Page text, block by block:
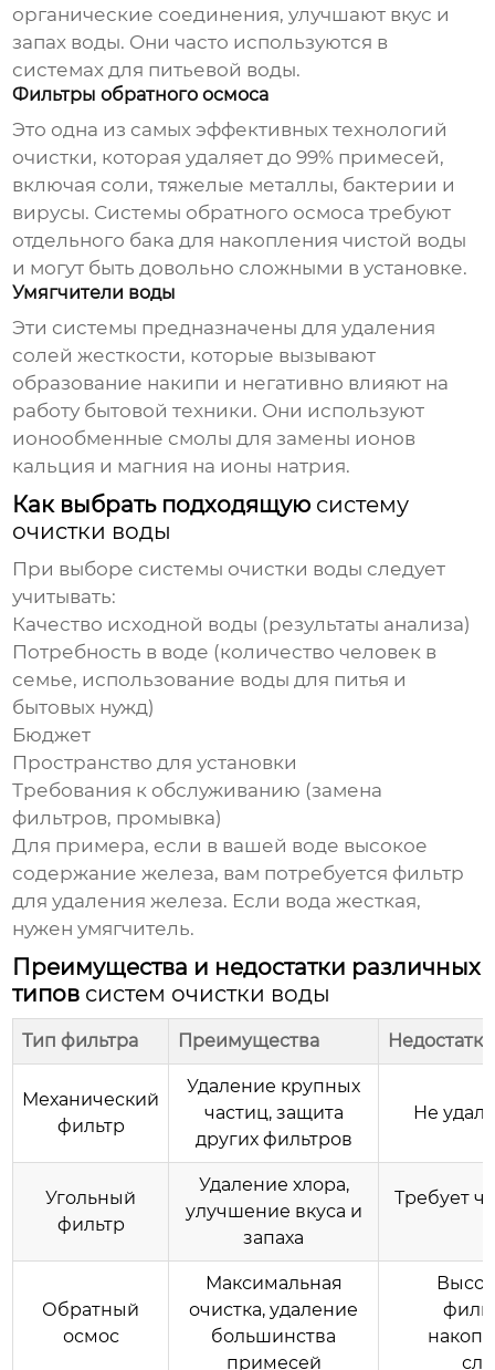
органические соединения, улучшают вкус и
запах воды. Они часто используются в
системах для питьевой воды.
Фильтры обратного осмоса
Это одна из самых эффективных технологий
очистки, которая удаляет до 99% примесей,
включая соли, тяжелые металлы, бактерии и
вирусы. Системы обратного осмоса требуют
отдельного бака для накопления чистой воды
и могут быть довольно сложными в установке.
Умягчители воды
Эти системы предназначены для удаления
солей жесткости, которые вызывают
образование накипи и негативно влияют на
работу бытовой техники. Они используют
ионообменные смолы для замены ионов
кальция и магния на ионы натрия.
Как выбрать подходящую систему
очистки воды
При выборе системы очистки воды следует
учитывать:
Качество исходной воды (результаты анализа)
Потребность в воде (количество человек в
семье, использование воды для питья и
бытовых нужд)
Бюджет
Пространство для установки
Требования к обслуживанию (замена
фильтров, промывка)
Для примера, если в вашей воде высокое
содержание железа, вам потребуется фильтр
для удаления железа. Если вода жесткая,
нужен умягчитель.
Преимущества и недостатки различных
типов систем очистки воды
Тип фильтра Преимущества Недостатки
Механический
фильтр
Удаление крупных
частиц, защита
других фильтров
Не
Угольный
фильтр
Удаление хлора,
улучшение вкуса и
запаха
Требует
Обратный
осмос
Максимальная
очистка, удаление
большинства
примесей